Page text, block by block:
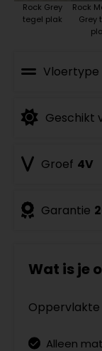
Rock Grey
tegel plak
Rock
Grey
Vloertype
Geschikt
Groef 4V
Garantie
Wat is je
Oppervlakte
Alleen